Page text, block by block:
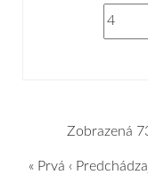
Zobrazená
« Prvá ‹